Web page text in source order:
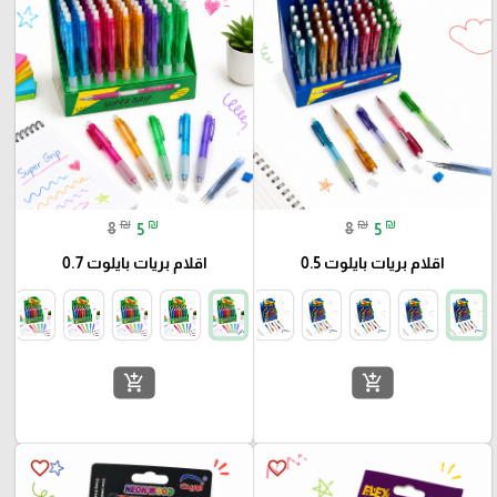
8 ₪ 5 ₪
اقلام بريات بايلوت 0.5
add_shopping_cart
8 ₪ 5 ₪
اقلام بريات بايلوت 0.7
add_shopping_cart
favorite_border
favorite_border